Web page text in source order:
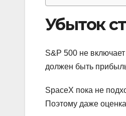
Убыток
S&P 500 не
должен быть
SpaceX пока не
Поэтому даже